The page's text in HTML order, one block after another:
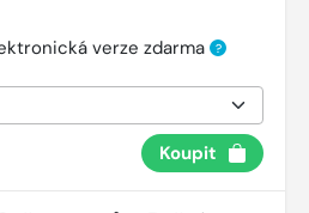
verze zdarma ?
Koupit